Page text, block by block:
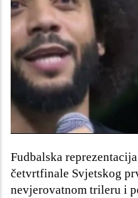
Fudbalska
četvrtfinale Svjetskog
nevjerovatnom trileru i